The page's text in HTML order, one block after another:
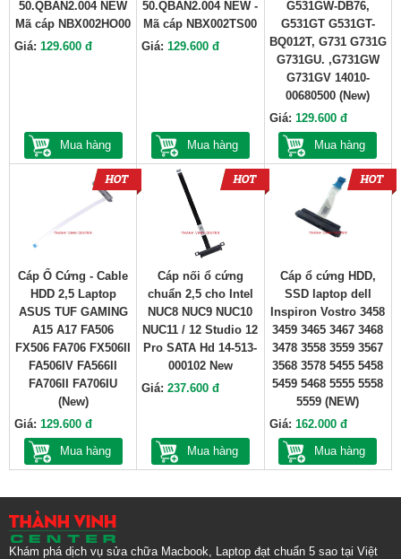
50.QBAN2.004 NEW
Mã cáp NBX002HO00
Giá: 129.600 đ
Mua hàng
50.QBAN2.004 NEW -
Mã cáp NBX002TS00
Giá:129.600 đ
Mua hàng
G531GW-DB76,
G531GT G531GT-
BQ012T, G731 G731G
G731GU. ,G731GW
G731GV 14010-
00680500 (New)
Giá: 129.600 đ
Mua hàng
Cáp Ổ Cứng - Cable
HDD 2,5 Laptop
ASUS TUF GAMING
A15 A17 FA506
FX506 FA706 FX506II
FA506IV FA566II
FA706II FA706IU
(New)
Giá: 129.600 đ
Mua hàng
Cáp nối ổ cứng
chuẩn 2,5 cho Intel
NUC8 NUC9 NUC10
NUC11 / 12 Studio 12
Pro SATA Hd 14-513-
000102 New
Giá:237.600 đ
Mua hàng
Cáp ổ cứng HDD,
SSD laptop dell
Inspiron Vostro 3458
3459 3465 3467 3468
3478 3558 3559 3567
3568 3578 5455 5458
5459 5468 5555 5558
5559 (NEW)
Giá: 162.000 đ
Mua hàng
Khám phá dịch vụ sửa chữa Macbook, Laptop đạt chuẩn 5 sao tại Việt